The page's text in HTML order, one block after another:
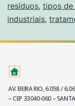
resíduos, tipos de
industriais,
AV. BEIRA RIO, 6.058 /
– CEP 33040-060 –